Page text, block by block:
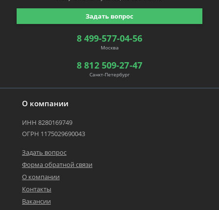
О компании
ИНН 8280169749
ОГРН 1175029690043
Задать вопрос
Форма обратной связи
О компании
Контакты
Вакансии
8 499-577-04-56
Москва
8 812 509-27-47
Санкт-Петербург
Задать вопрос